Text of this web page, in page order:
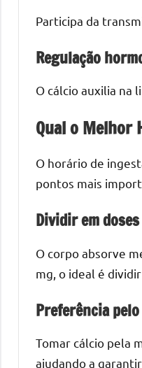
Participa da
Regulação
O cálcio auxilia na
Qual o Melhor
O horário de
pontos mais
Dividir em
O corpo absorve
mg, o ideal é
Preferência
Tomar cálcio pela
ajudando a